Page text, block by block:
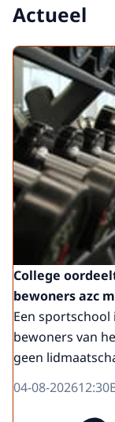
Actueel
College
bewoners azc
Een
bewoners van
geen
04-08-202612:30